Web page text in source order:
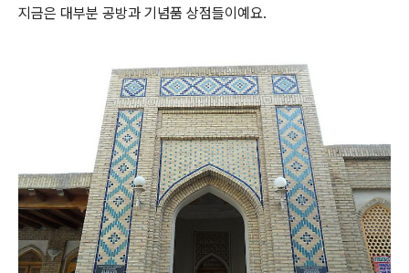
지금은 대부분 공방과 기념품 상점들이예요.